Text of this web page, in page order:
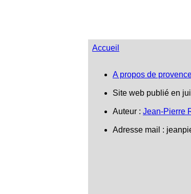
Accueil
A propos de
Site web publié en
Auteur : Jean-Pierre
Adresse mail :